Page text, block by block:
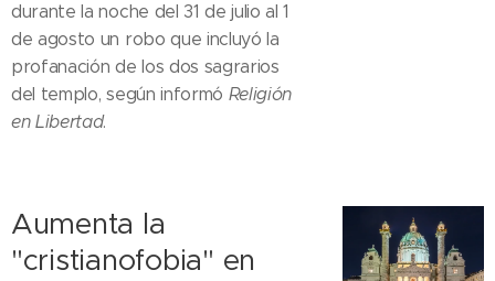
durante la noche del 31 de julio al 1
de agosto un robo que incluyó la
profanación de los dos sagrarios
del templo, según informó Religión
en Libertad.
Aumenta la
"cristianofobia" en